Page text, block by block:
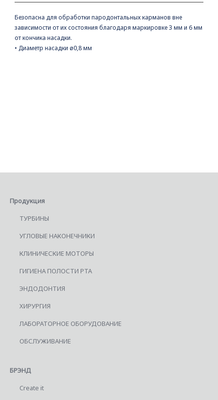
Безопасна для обработки пародонтальных карманов вне
зависимости от их состояния благодаря маркировке 3 мм и 6 мм
от кончика насадки.
• Диаметр насадки ø0,8 мм
Продукция
ТУРБИНЫ
УГЛОВЫЕ НАКОНЕЧНИКИ
КЛИНИЧЕСКИЕ МОТОРЫ
ГИГИЕНА ПОЛОСТИ РТА
ЭНДОДОНТИЯ
ХИРУРГИЯ
ЛАБОРАТОРНОЕ ОБОРУДОВАНИЕ
ОБСЛУЖИВАНИЕ
БРЭНД
Create it